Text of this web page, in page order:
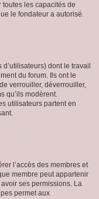
les capacités de
le fondateur a autorisé.
dont le travail
du forum. Ils ont le
verrouiller, déverrouiller,
qu’ils modèrent.
utilisateurs partent en
l’accès des membres et
membre peut appartenir
ses permissions. La
permet aux